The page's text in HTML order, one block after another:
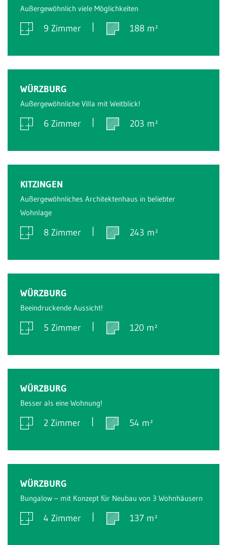
Außergewöhnlich viele Möglichkeiten
9 Zimmer 188 m²
WÜRZBURG
Außergewöhnliche Villa mit Weitblick!
6 Zimmer 203 m²
KITZINGEN
Außergewöhnliches Architektenhaus in beliebter
Wohnlage
8 Zimmer 243 m²
WÜRZBURG
Beeindruckende Aussicht!
5 Zimmer 120 m²
WÜRZBURG
Besser als eine Wohnung!
2 Zimmer 54 m²
WÜRZBURG
Bungalow – mit Konzept für Neubau von 3 Wohnhäusern
4 Zimmer 137 m²